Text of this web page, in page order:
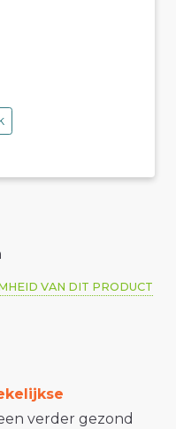
VAN DIT PRODUCT
verder gezond